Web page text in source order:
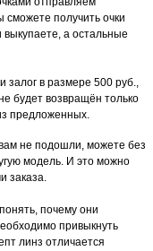
получить очки
а остальные
залог в размере 500 руб.,
будет возвращён только
предложенных.
не подошли, можете без
модель. И это можно
заказа.
почему они
привыкнуть
линз отличается